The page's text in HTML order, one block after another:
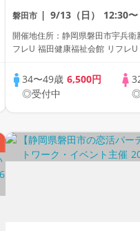
【女性限定・早期予約
磐田市 9/13（日） 12:30〜
開催地住所：静岡県磐田市宇兵
フレU 福田健康福祉会館 リフレ
34〜49歳 6,500円
◎受付中
◎